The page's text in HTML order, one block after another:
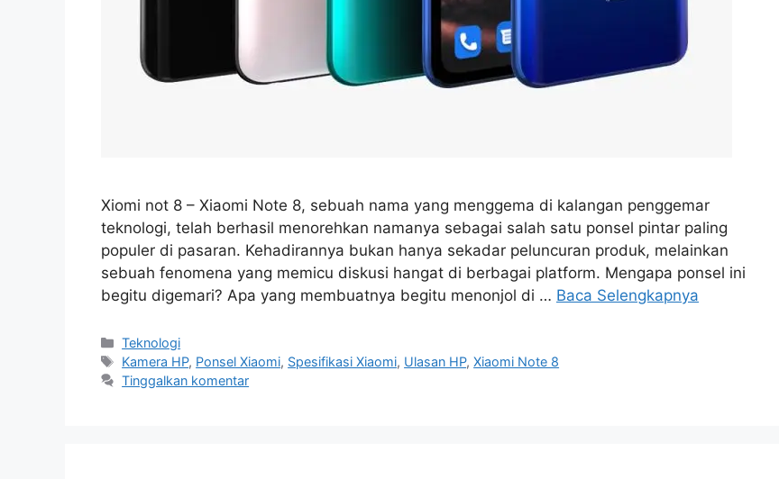
Xiomi not 8 – Xiaomi Note 8, sebuah nama yang menggema di kalangan penggemar
teknologi, telah berhasil menorehkan namanya sebagai salah satu ponsel pintar paling
populer di pasaran. Kehadirannya bukan hanya sekadar peluncuran produk, melainkan
sebuah fenomena yang memicu diskusi hangat di berbagai platform. Mengapa ponsel ini
begitu digemari? Apa yang membuatnya begitu menonjol di … Baca Selengkapnya
Kategori
Teknologi
Tag
Kamera HP, Ponsel Xiaomi, Spesifikasi Xiaomi, Ulasan HP,Xiaomi Note 8
Tinggalkan komentar